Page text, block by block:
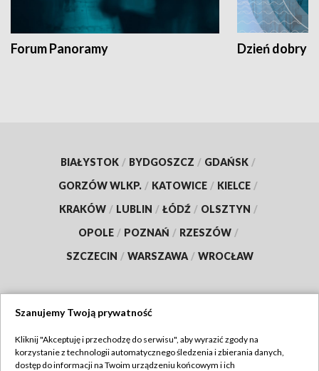
Forum Panoramy Dzień dobry
BIAŁYSTOK / BYDGOSZCZ / GDAŃSK /
GORZÓW WLKP. / KATOWICE / KIELCE /
KRAKÓW / LUBLIN / ŁÓDŹ / OLSZTYN /
OPOLE / POZNAŃ / RZESZÓW /
SZCZECIN / WARSZAWA / WROCŁAW
TVP
Szanujemy Twoją prywatność
Kliknij "Akceptuję i przechodzę do serwisu", aby wyrazić zgody na
korzystanie z technologii automatycznego śledzenia i zbierania danych,
dostęp do informacji na Twoim urządzeniu końcowym i ich